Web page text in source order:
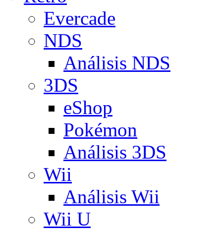
Evercade
NDS
Análisis NDS
3DS
eShop
Pokémon
Análisis 3DS
Wii
Análisis Wii
Wii U